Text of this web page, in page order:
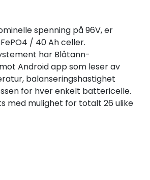
spenning på 96V, er
/ 40 Ah celler.
har Blåtann-
Android app som leser av
balanseringshastighet
for hver enkelt battericelle.
med mulighet for totalt 26 ulike